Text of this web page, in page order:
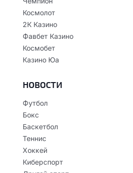
Космолот
2К Казино
Фавбет Казино
Космобет
Казино Юа
НОВОСТИ
Футбол
Бокс
Баскетбол
Теннис
Хоккей
Киберспорт